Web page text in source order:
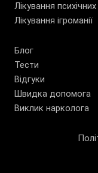
Лікування
Лікування ігроманії
Блог
Тести
Відгуки
Швидка допомога
Виклик нарколога